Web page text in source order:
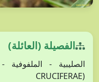
الفصيلة (العائلة)
الصليبية - الملفوفية - BRASSICACEAE (
CRUCIFERAE)